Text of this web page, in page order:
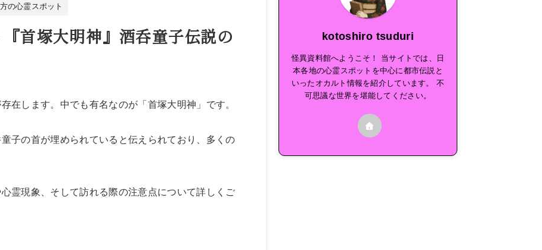
の心霊スポット
首塚大明神』酒呑童子伝説の
在します。中でも有名なのが「首塚大明神」です。
子の首が埋められていると伝えられており、多くの
霊現象、そして訪れる際の注意点について詳しくご
kotoshiro tsuduri
怪異資料館へようこそ！ 当サイトでは、日
本各地の心霊スポットを中心に都市伝説と
いったオカルト情報を紹介しています。 不
可思議な世界を堪能してください。